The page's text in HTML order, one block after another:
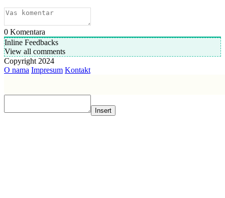
0 Komentara
Inline Feedbacks
View all comments
Copyright 2024
O nama Impresum Kontakt
Insert